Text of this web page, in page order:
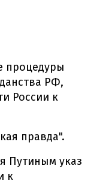
процедуры
РФ,
России к
правда".
Путиным указ
к